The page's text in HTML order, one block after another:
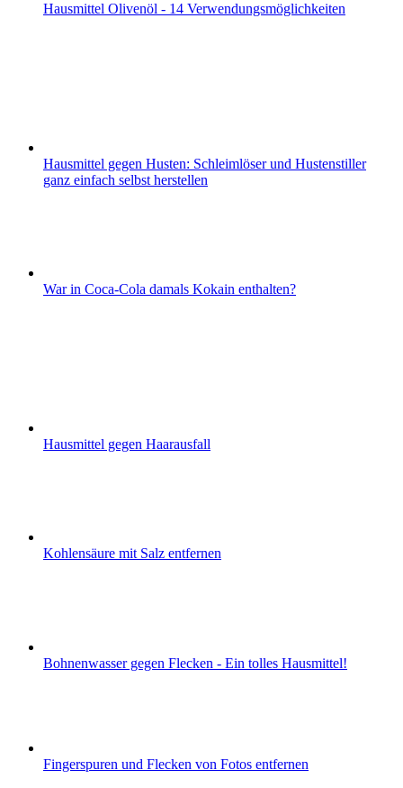
Hausmittel Olivenöl - 14 Verwendungsmöglichkeiten
Hausmittel gegen Husten: Schleimlöser und Hustenstiller
ganz einfach selbst herstellen
War in Coca-Cola damals Kokain enthalten?
Hausmittel gegen Haarausfall
Kohlensäure mit Salz entfernen
Bohnenwasser gegen Flecken - Ein tolles Hausmittel!
Fingerspuren und Flecken von Fotos entfernen